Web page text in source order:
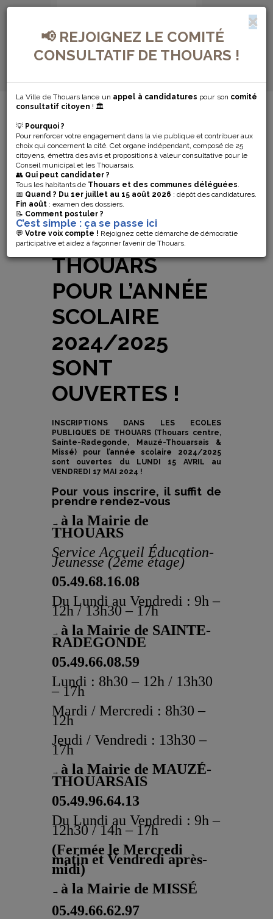
📢 REJOIGNEZ LE COMITÉ
CONSULTATIF DE THOUARS !
La Ville de Thouars lance un appel à candidatures pour son comité
consultatif citoyen ! 🏛️
💡 Pourquoi ?
Pour renforcer votre engagement dans la vie publique et contribuer aux
choix qui concernent la cité. Cet organe indépendant, composé de 25
citoyens, émettra des avis et propositions à valeur consultative pour le
Conseil municipal et les Thouarsais.
👥 Qui peut candidater ?
Tous les habitants de Thouars et des communes déléguées.
📅 Quand ? Du 1er juillet au 15 août 2026 : dépôt des candidatures.
Fin août : examen des dossiers.
📝 Comment postuler ?
C’est simple : ça se passe ici
💬 Votre voix compte ! Rejoignez cette démarche de démocratie
participative et aidez à façonner l’avenir de Thouars.
MENU DE NAVIGATION...
LES
INSCRIPTIONS
DANS LES
ÉCOLES
PUBLIQUES DE
THOUARS
POUR L’ANNÉE
SCOLAIRE
2024/2025
SONT
OUVERTES !
INSCRIPTIONS DANS LES ECOLES
PUBLIQUES DE THOUARS (Thouars centre,
Sainte-Radegonde, Mauzé-Thouarsais &
Missé) pour l’année scolaire 2024/2025
sont ouvertes du LUNDI 15 AVRIL au
VENDREDI 17 MAI 2024 !
Pour vous inscrire, il suffit de
prendre rendez-vous
→ à la Mairie de
THOUARS
Service Accueil Éducation-
Jeunesse (2ème étage)
05.49.68.16.08
Du Lundi au Vendredi : 9h –
12h / 13h30 – 17h
→ à la Mairie de SAINTE-
RADEGONDE
05.49.66.08.59
Lundi : 8h30 – 12h / 13h30
– 17h
Mardi / Mercredi : 8h30 –
12h
Jeudi / Vendredi : 13h30 –
17h
→ à la Mairie de MAUZÉ-
THOUARSAIS
05.49.96.64.13
Du Lundi au Vendredi : 9h –
12h30 / 14h – 17h
(Fermée le Mercredi
matin et Vendredi après-
midi)
→ à la Mairie de MISSÉ
05.49.66.62.97